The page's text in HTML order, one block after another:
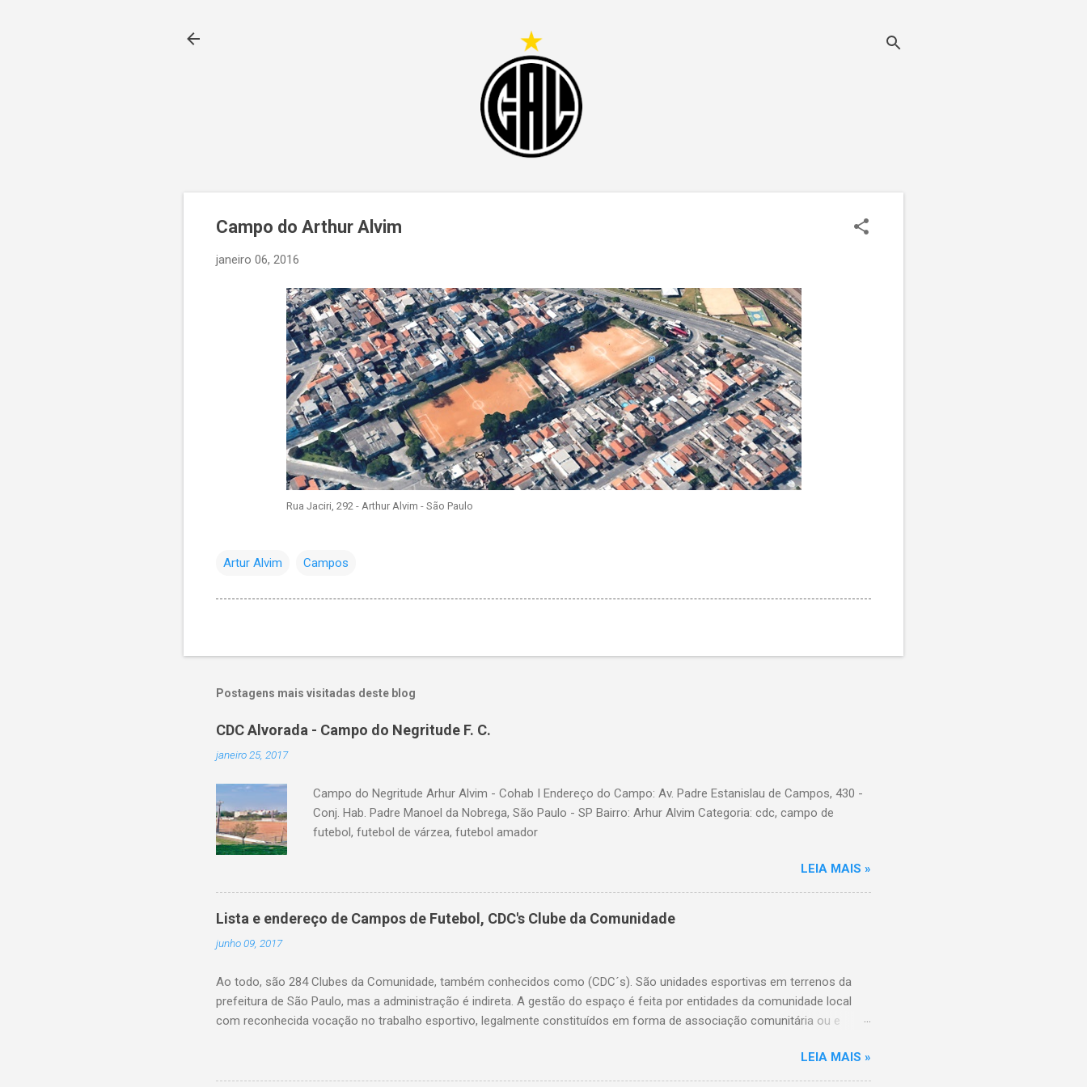
Campo do Arthur Alvim
janeiro 06, 2016
Rua Jaciri, 292 - Arthur Alvim - São Paulo
Artur Alvim Campos
Postagens mais visitadas deste blog
CDC Alvorada - Campo do Negritude F. C.
janeiro 25, 2017
Campo do Negritude Arhur Alvim - Cohab I Endereço do Campo: Av. Padre Estanislau de Campos, 430 -
Conj. Hab. Padre Manoel da Nobrega, São Paulo - SP Bairro: Arhur Alvim Categoria: cdc, campo de
futebol, futebol de várzea, futebol amador
LEIA MAIS »
Lista e endereço de Campos de Futebol, CDC's Clube da Comunidade
junho 09, 2017
Ao todo, são 284 Clubes da Comunidade, também conhecidos como (CDC´s). São unidades esportivas em terrenos da
prefeitura de São Paulo, mas a administração é indireta. A gestão do espaço é feita por entidades da comunidade local
com reconhecida vocação no trabalho esportivo, legalmente constituídos em forma de associação comunitária ou e
farão esta gestão, fiscaliza o uso, implementa políticas públicas e insere atividades no calendário destes espaços, além
de realizar reformas e intervenções na estrutura física quando necessário. Lista dos Clubes da Comunidade de São Paulo,
LEIA MAIS »